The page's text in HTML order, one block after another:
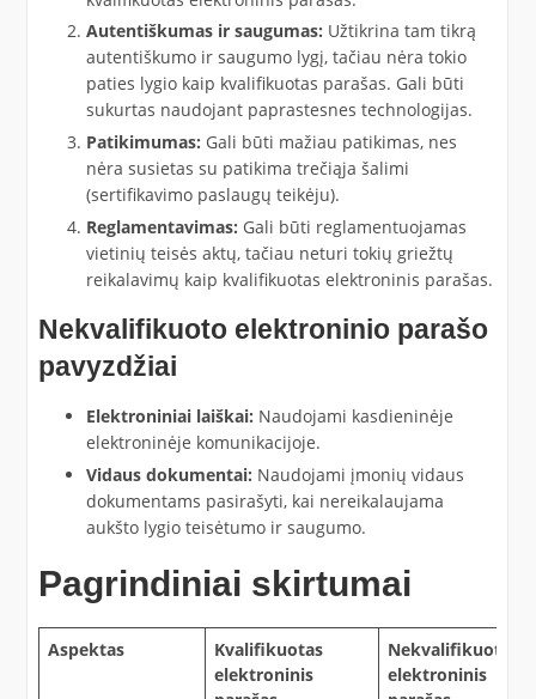
Autentiškumas ir saugumas: Užtikrina tam tikrą
autentiškumo ir saugumo lygį, tačiau nėra tokio
paties lygio kaip kvalifikuotas parašas. Gali būti
sukurtas naudojant paprastesnes technologijas.
Patikimumas: Gali būti mažiau patikimas, nes
nėra susietas su patikima trečiąja šalimi
(sertifikavimo paslaugų teikėju).
Reglamentavimas: Gali būti reglamentuojamas
vietinių teisės aktų, tačiau neturi tokių griežtų
reikalavimų kaip kvalifikuotas elektroninis parašas.
Nekvalifikuoto elektroninio parašo
pavyzdžiai
Elektroniniai laiškai: Naudojami kasdieninėje
elektroninėje komunikacijoje.
Vidaus dokumentai: Naudojami įmonių vidaus
dokumentams pasirašyti, kai nereikalaujama
aukšto lygio teisėtumo ir saugumo.
Pagrindiniai skirtumai
Aspektas
Kvalifikuotas
elektroninis
Nekvalifikuotas
elektroninis